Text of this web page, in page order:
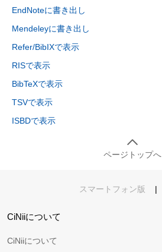
EndNoteに書き出し
Mendeleyに書き出し
Refer/BibIXで表示
RISで表示
BibTeXで表示
TSVで表示
ISBDで表示
ページトップへ
スマートフォン版 |
CiNiiについて
CiNiiについて